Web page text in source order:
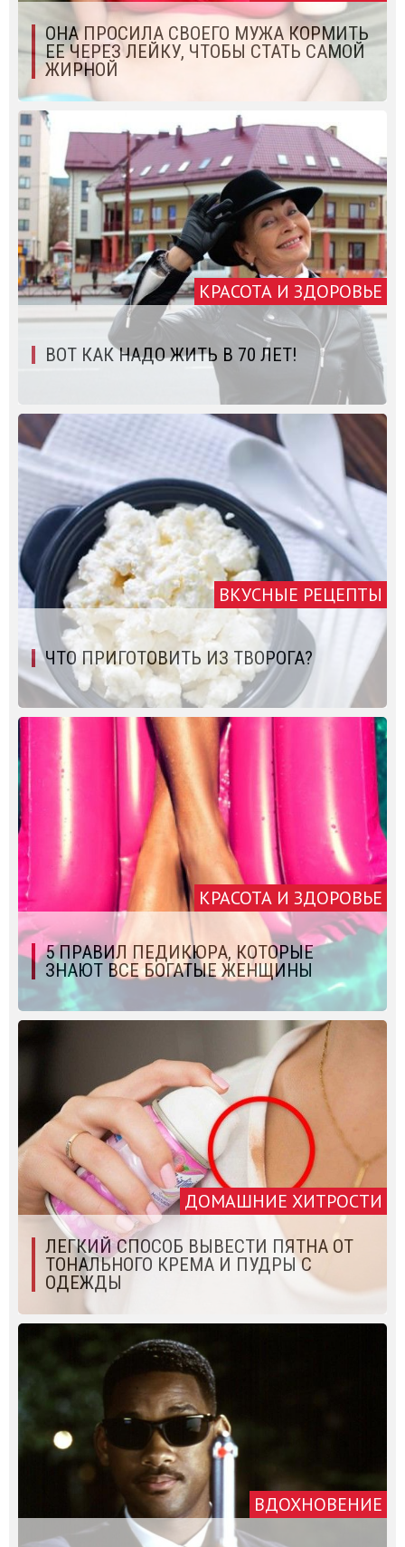
ОНА ПРОСИЛА СВОЕГО МУЖА КОРМИТЬ
ЕЕ ЧЕРЕЗ ЛЕЙКУ, ЧТОБЫ СТАТЬ САМОЙ
ЖИРНОЙ
КРАСОТА И ЗДОРОВЬЕ
ВОТ КАК НАДО ЖИТЬ В 70 ЛЕТ!
ВКУСНЫЕ РЕЦЕПТЫ
ЧТО ПРИГОТОВИТЬ ИЗ ТВОРОГА?
КРАСОТА И ЗДОРОВЬЕ
5 ПРАВИЛ ПЕДИКЮРА, КОТОРЫЕ
ЗНАЮТ ВСЕ БОГАТЫЕ ЖЕНЩИНЫ
ДОМАШНИЕ ХИТРОСТИ
ЛЕГКИЙ СПОСОБ ВЫВЕСТИ ПЯТНА ОТ
ТОНАЛЬНОГО КРЕМА И ПУДРЫ С
ОДЕЖДЫ
ВДОХНОВЕНИЕ